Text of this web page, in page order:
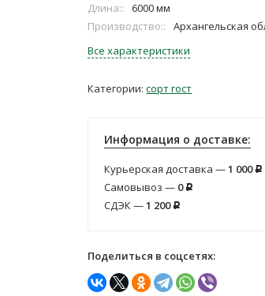
Длина::
6000 мм
Производство::
Архангельская
Все характеристики
Категории:сорт гост
Информация о доставке:
Курьерская доставка —1 000 Р
Самовывоз — 0 Р
СДЭК —1 200 Р
Поделиться в соцсетях: